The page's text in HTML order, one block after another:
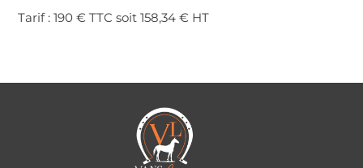
Tarif : 190 € TTC soit 158,34 € HT